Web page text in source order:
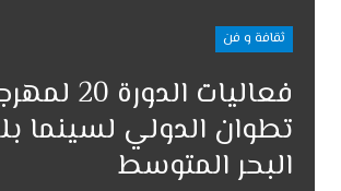
ثقافة و فن
فعاليات الدورة
تطوان الدولي لسينما
البحر المتوسط